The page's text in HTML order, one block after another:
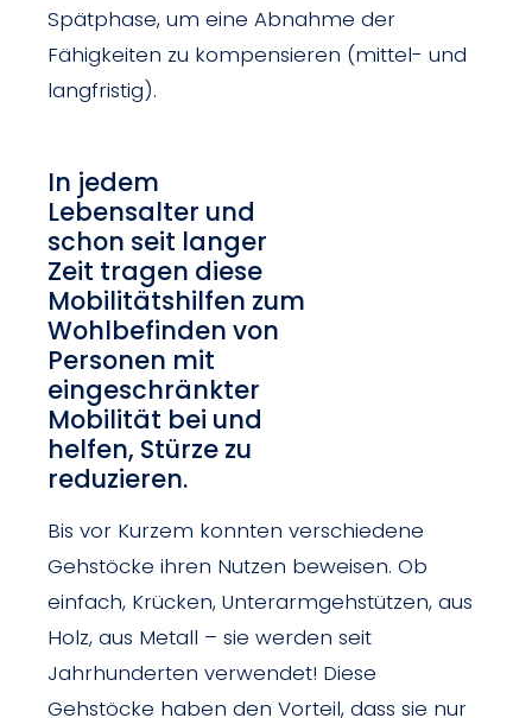
Spätphase, um eine Abnahme der
Fähigkeiten zu kompensieren (mittel- und
langfristig).
In jedem
Lebensalter und
schon seit langer
Zeit tragen diese
Mobilitätshilfen zum
Wohlbefinden von
Personen mit
eingeschränkter
Mobilität bei und
helfen, Stürze zu
reduzieren.
Bis vor Kurzem konnten verschiedene
Gehstöcke ihren Nutzen beweisen. Ob
einfach, Krücken, Unterarmgehstützen, aus
Holz, aus Metall – sie werden seit
Jahrhunderten verwendet! Diese
Gehstöcke haben den Vorteil, dass sie nur